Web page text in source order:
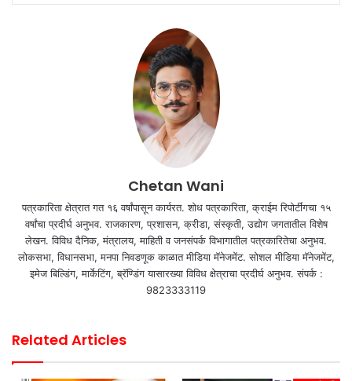
Chetan Wani
पत्रकारिता क्षेत्रात गत १६ वर्षांपासून कार्यरत. शोध पत्रकारिता, क्राईम रिपोर्टींगचा १५
वर्षांचा प्रदीर्घ अनुभव. राजकारण, प्रशासन, क्रीडा, संस्कृती, उद्योग जगतातील विशेष
लेखन. विविध दैनिक, मंत्रालय, माहिती व जनसंपर्क विभागातील पत्रकारितेचा अनुभव.
लोकसभा, विधानसभा, मनपा निवडणूक काळात मीडिया मॅनेजमेंट. सोशल मीडिया मॅनेजमेंट,
इमेज बिल्डिंग, मार्केटिंग, ब्रॅण्डिंग यासारख्या विविध क्षेत्राचा प्रदीर्घ अनुभव. संपर्क :
9823333119
Related Articles